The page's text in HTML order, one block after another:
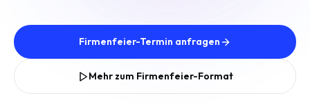
Firmenfeier-Termin anfragen
Mehr zum Firmenfeier-Format